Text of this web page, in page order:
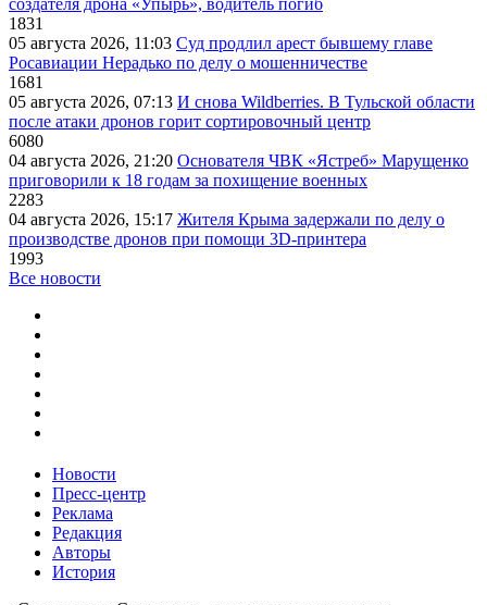
создателя дрона «Упырь», водитель погиб
1831
05 августа 2026, 11:03 Суд продлил арест бывшему главе
Росавиации Нерадько по делу о мошенничестве
1681
05 августа 2026, 07:13 И снова Wildberries. В Тульской области
после атаки дронов горит сортировочный центр
6080
04 августа 2026, 21:20 Основателя ЧВК «Ястреб» Марущенко
приговорили к 18 годам за похищение военных
2283
04 августа 2026, 15:17 Жителя Крыма задержали по делу о
производстве дронов при помощи 3D‑принтера
1993
Все новости
Новости
Пресс-центр
Реклама
Редакция
Авторы
История